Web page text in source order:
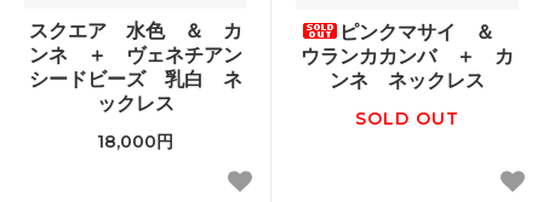
スクエア 水色 ＆ カ
ンネ ＋ ヴェネチアン
シードビーズ 乳白 ネ
ックレス
18,000円
ピンクマサイ ＆
ウランカカンバ ＋ カ
ンネ ネックレス
SOLD OUT